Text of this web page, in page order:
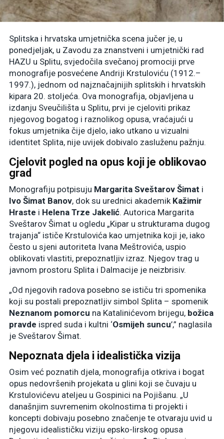
Splitska i hrvatska umjetnička scena jučer je, u
ponedjeljak, u Zavodu za znanstveni i umjetnički rad
HAZU u Splitu, svjedočila svečanoj promociji prve
monografije posvećene Andriji Krstuloviću (1912.–
1997.), jednom od najznačajnijih splitskih i hrvatskih
kipara 20. stoljeća. Ova monografija, objavljena u
izdanju Sveučilišta u Splitu, prvi je cjeloviti prikaz
njegovog bogatog i raznolikog opusa, vraćajući u
fokus umjetnika čije djelo, iako utkano u vizualni
identitet Splita, nije uvijek dobivalo zasluženu pažnju.
Cjelovit pogled na opus koji je oblikovao
grad
Monografiju potpisuju Margarita Sveštarov Šimat i
Ivo Šimat Banov, dok su urednici akademik Kažimir
Hraste i Helena Trze Jakelić. Autorica Margarita
Sveštarov Šimat u ogledu „Kipar u strukturama dugog
trajanja“ ističe Krstulovića kao umjetnika koji je, iako
često u sjeni autoriteta Ivana Meštrovića, uspio
oblikovati vlastiti, prepoznatljiv izraz. Njegov trag u
javnom prostoru Splita i Dalmacije je neizbrisiv.
„Od njegovih radova posebno se ističu tri spomenika
koji su postali prepoznatljiv simbol Splita – spomenik
Neznanom pomorcu na Katalinićevom brijegu, božica
pravde ispred suda i kultni ‘Osmijeh suncu’,” naglasila
je Sveštarov Šimat.
Nepoznata djela i idealistička vizija
Osim već poznatih djela, monografija otkriva i bogat
opus nedovršenih projekata u glini koji se čuvaju u
Krstulovićevu ateljeu u Gospinici na Pojišanu. „U
današnjim suvremenim okolnostima ti projekti i
koncepti dobivaju posebno značenje te otvaraju uvid u
njegovu idealističku viziju epsko-lirskog opusa